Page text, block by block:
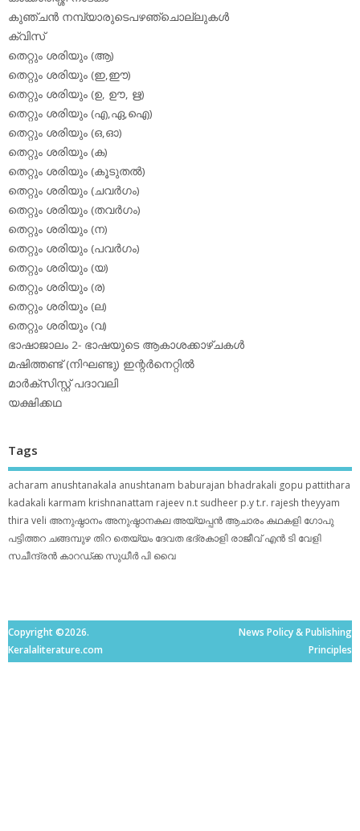
കുഞ്ചന്‍ നമ്പ്യാരുടെപഴഞ്ചൊല്ലുകള്‍
ക്വിസ്
തെറ്റും ശരിയും (ആ)
തെറ്റും ശരിയും (ഇ,ഈ)
തെറ്റും ശരിയും (ഉ, ഊ, ഋ)
തെറ്റും ശരിയും (എ,ഏ,ഐ)
തെറ്റും ശരിയും (ഒ,ഓ)
തെറ്റും ശരിയും (ക)
തെറ്റും ശരിയും (കൂടുതല്‍)
തെറ്റും ശരിയും (ചവര്‍ഗം)
തെറ്റും ശരിയും (തവര്‍ഗം)
തെറ്റും ശരിയും (ന)
തെറ്റും ശരിയും (പവര്‍ഗം)
തെറ്റും ശരിയും (യ)
തെറ്റും ശരിയും (ര)
തെറ്റും ശരിയും (ല)
തെറ്റും ശരിയും (വ)
ഭാഷാജാലം 2- ഭാഷയുടെ ആകാശക്കാഴ്ചകള്‍
മഷിത്തണ്ട് (നിഘണ്ടു) ഇന്റര്‍നെറ്റില്‍
മാര്‍ക്‌സിസ്റ്റ് പദാവലി
യക്ഷിക്കഥ
Tags
acharam anushtanakala anushtanam baburajan bhadrakali gopu pattithara
kadakali karmam krishnanattam rajeev n.t sudheer p.yt.r. rajesh theyyam
thira veli അനുഷ്ഠാനം അനുഷ്ഠാനകല അയ്യപ്പന്‍ ആചാരം കഥകളി ഗോപു
പട്ടിത്തറ ചങ്ങമ്പുഴ തിറ തെയ്യം ദേവത ഭദ്രകാളി രാജീവ് എൻ ടി വേളി
സചീന്ദ്രന്‍ കാറഡ്ക്ക സുധീര്‍ പി വൈ
Copyright ©2026.
Keralaliterature.com
News Policy & Publishing
Principles